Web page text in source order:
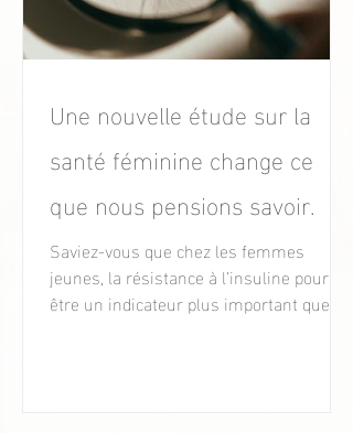
Une nouvelle étude sur la
santé féminine change ce
que nous pensions savoir.
Saviez-vous que chez les femmes
jeunes, la résistance à l’insuline pourrait
être un indicateur plus important que le